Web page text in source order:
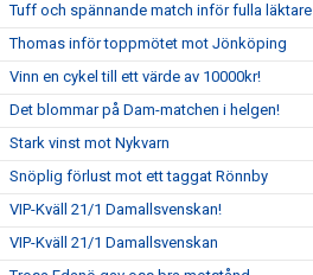
Tuff och spännande match inför fulla läktare
Thomas inför toppmötet mot Jönköping
Vinn en cykel till ett värde av 10000kr!
Det blommar på Dam-matchen i helgen!
Stark vinst mot Nykvarn
Snöplig förlust mot ett taggat Rönnby
VIP-Kväll 21/1 Damallsvenskan!
VIP-Kväll 21/1 Damallsvenskan